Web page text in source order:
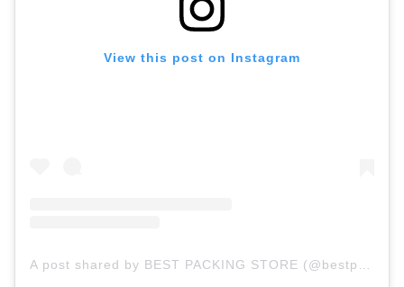
View this post on Instagram